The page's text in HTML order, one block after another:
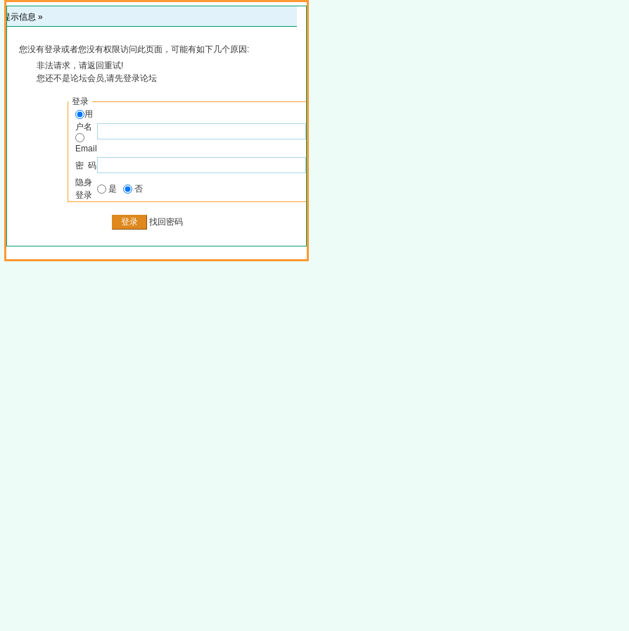
提示信息 »
您没有登录或者您没有权限访问此页面，可能有如下几个原因:
非法请求，请返回重试!
您还不是论坛会员,请先登录论坛
登录
用
户名
Email
密 码
隐身
登录
是 否
找回密码